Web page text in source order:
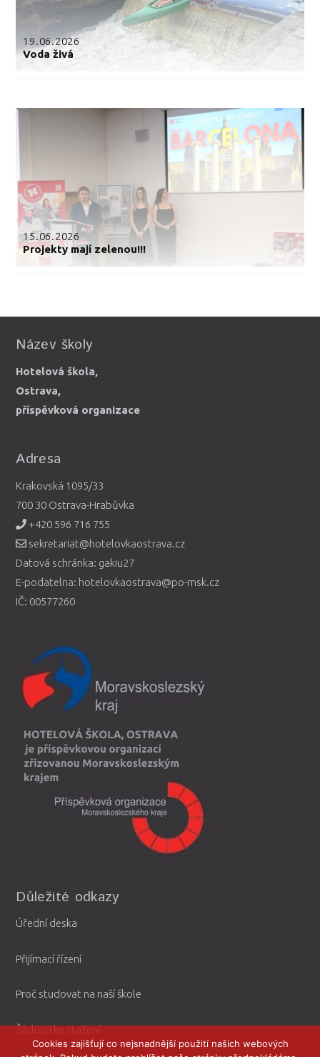
19.06.2026
Voda živá
15.06.2026
Projekty mají zelenou!!!
Název školy
Hotelová škola,
Ostrava,
příspěvková organizace
Adresa
Krakovská 1095/33
700 30 Ostrava-Hrabůvka
+420 596 716 755
sekretariat@hotelovkaostrava.cz
Datová schránka: gakiu27
E-podatelna: hotelovkaostrava@po-msk.cz
IČ: 00577260
Důležité odkazy
Úřední deska
Přijímací řízení
Proč studovat na naší škole
Žádosti ke stažení
Cookies zajišťují co nejsnadnější použití našich webových